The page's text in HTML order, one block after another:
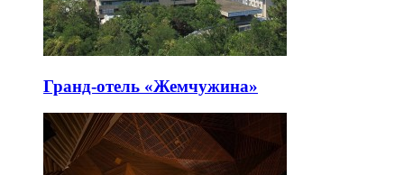
Гранд-отель «Жемчужина»